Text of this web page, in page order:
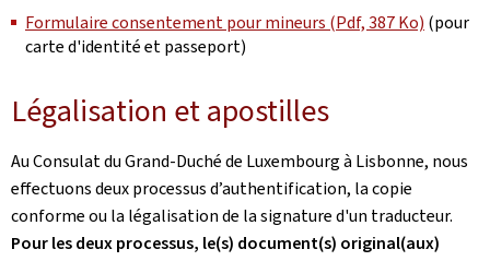
Formulaire consentement pour mineurs (Pdf, 387 Ko) (pour
carte d'identité et passeport)
Légalisation et apostilles
Au Consulat du Grand-Duché de Luxembourg à Lisbonne, nous
effectuons deux processus d’authentification, la copie
conforme ou la légalisation de la signature d'un traducteur.
Pour les deux processus, le(s) document(s) original(aux)